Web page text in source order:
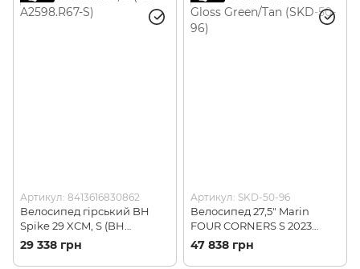
Артикул: 8413616830862
Велосипед гірський BH
Spike 29 XCM, S (BH
A2598.R67-S)
29 338 грн
Артикул: SKD-50-96
Велосипед 27,5" Marin
FOUR CORNERS S 2023
Gloss Green/Tan (SKD-50-96)
47 838 грн